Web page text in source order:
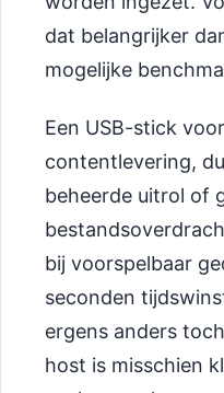
dat belangrijker
mogelijke
Een USB-stick
contentlevering,
beheerde uitrol of
bij voorspelbaar
seconden
ergens anders
host is misschien